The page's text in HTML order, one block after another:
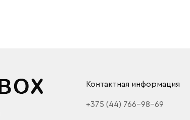
Контактная информация
+375 (44) 766-98-69